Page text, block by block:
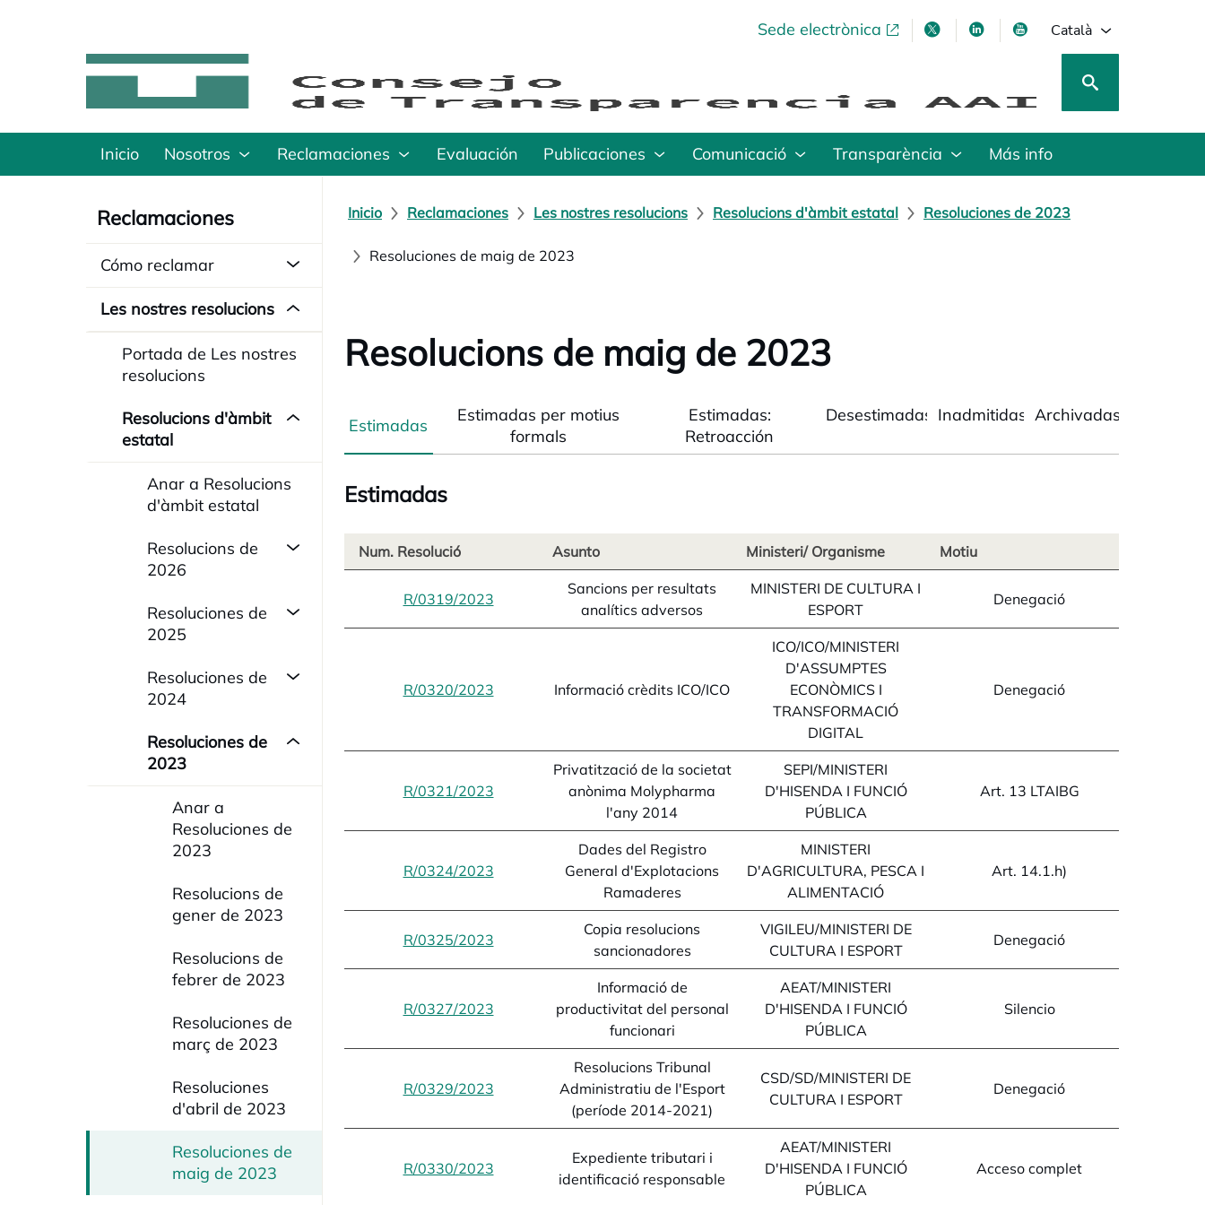
Sede electrònicaopens in a new tabopens in a new tab
opens in a new tab
opens in a new tab
Català
Inicio Nosotros Reclamaciones Evaluación Publicaciones Comunicació Transparència Más info
Reclamaciones
Cómo reclamar
Les nostres resolucions
Portada de Les nostres
resolucions
Resolucions d'àmbit
estatal
Anar a Resolucions
d'àmbit estatal
Resolucions de
2026
Resoluciones de
2025
Resoluciones de
2024
Resoluciones de
2023
Anar a
Resoluciones de
2023
Resolucions de
gener de 2023
Resolucions de
febrer de 2023
Resoluciones de
març de 2023
Resoluciones
d'abril de 2023
Resoluciones de
maig de 2023
Inicio Reclamaciones Les nostres resolucions Resolucions d'àmbit estatal Resoluciones de 2023
Resoluciones de maig de 2023
Resolucions de maig de 2023
Estimadas
Estimadas per motius
formals
Estimadas:
Retroacción
Desestimadas Inadmitidas Archivadas
Estimadas
Num. Resolució Asunto Ministeri/ Organisme Motiu
R/0319/2023 opens in a new tab
Sancions per resultats
analítics adversos
MINISTERI DE CULTURA I
ESPORT
Denegació
R/0320/2023 opens in a new tab
Informació crèdits ICO/ICO
ICO/ICO/MINISTERI
D'ASSUMPTES
ECONÒMICS I
TRANSFORMACIÓ
DIGITAL
Denegació
R/0321/2023 opens in a new tab
Privatització de la societat
anònima Molypharma
l'any 2014
SEPI/MINISTERI
D'HISENDA I FUNCIÓ
PÚBLICA
Art. 13 LTAIBG
R/0324/2023 opens in a new tab
Dades del Registro
General d'Explotacions
Ramaderes
MINISTERI
D'AGRICULTURA, PESCA I
ALIMENTACIÓ
Art. 14.1.h)
R/0325/2023 opens in a new tab
Copia resolucions
sancionadores
VIGILEU/MINISTERI DE
CULTURA I ESPORT
Denegació
R/0327/2023 opens in a new tab
Informació de
productivitat del personal
funcionari
AEAT/MINISTERI
D'HISENDA I FUNCIÓ
PÚBLICA
Silencio
R/0329/2023 opens in a new tab
Resolucions Tribunal
Administratiu de l'Esport
(període 2014-2021)
CSD/SD/MINISTERI DE
CULTURA I ESPORT
Denegació
R/0330/2023 opens in a new tab
Expediente tributari i
identificació responsable
AEAT/MINISTERI
D'HISENDA I FUNCIÓ
PÚBLICA
Acceso complet